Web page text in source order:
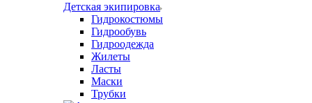
Детская экипировка
Гидрокостюмы
Гидрообувь
Гидроодежда
Жилеты
Ласты
Маски
Трубки